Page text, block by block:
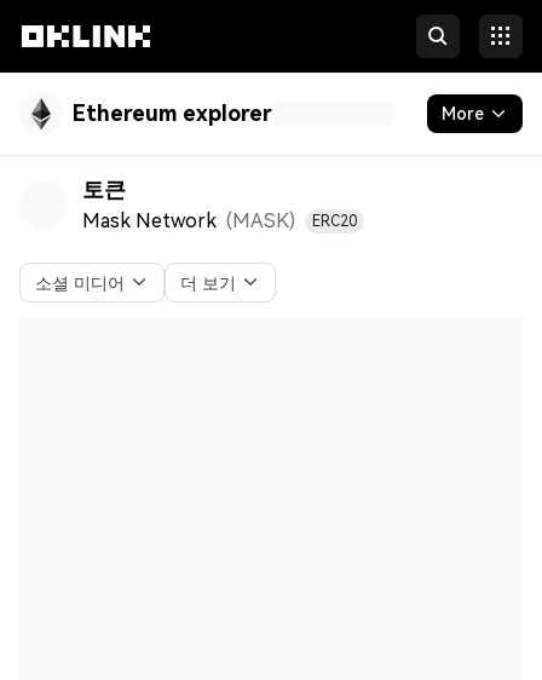
Ethereum explorer More
Blockchain
토큰 및 NFT
Developers
토큰
Mask Network (MASK) ERC20
소셜 미디어 더 보기